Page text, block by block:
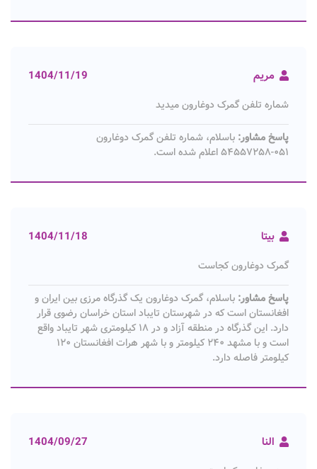
مریم 1404/11/19
شماره تلفن گمرک دوغارون میدید
پاسخ مشاور: باسلام، شماره تلفن گمرک دوغارون
۰۵۱-۵۴۵۵۷۲۵۸ اعلام شده است.
بیتا 1404/11/18
گمرک دوغارون کجاست
پاسخ مشاور: باسلام، گمرک دوغارون یک گذرگاه مرزی بین ایران و
افغانستان است که در شهرستان تایباد استان خراسان رضوی قرار
دارد. این گذرگاه در منطقه آزاد و در ۱۸ کیلومتری شهر تایباد واقع
است و با مشهد ۲۴۰ کیلومتر و با شهر هرات افغانستان ۱۲۰
کیلومتر فاصله دارد.
النا 1404/09/27